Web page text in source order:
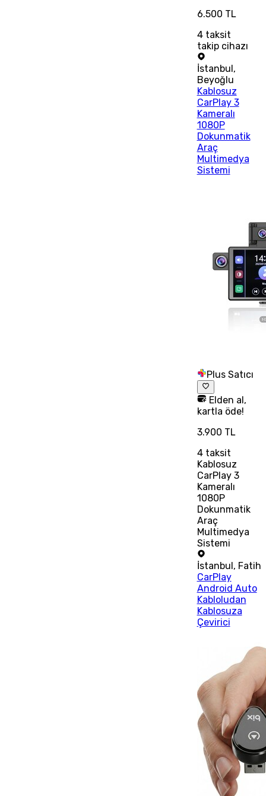
6.500 TL
4taksit
takip cihazı
İstanbul ,
Beyoğlu
Kablosuz
CarPlay 3
Kameralı
1080P
Dokunmatik
Araç
Multimedya
Sistemi
Plus Satıcı
Elden al,
kartla öde!
3.900 TL
4taksit
Kablosuz
CarPlay 3
Kameralı
1080P
Dokunmatik
Araç
Multimedya
Sistemi
İstanbul, Fatih
CarPlay
Android Auto
Kabloludan
Kablosuza
Çevirici